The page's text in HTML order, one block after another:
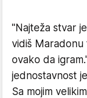
"Najteža stvar
vidiš Maradonu
ovako da
jednostavnost
Sa mojim